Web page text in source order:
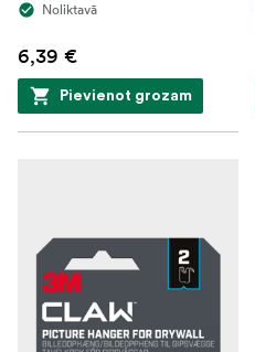
Noliktavā
6,39 €
Pievienot grozam